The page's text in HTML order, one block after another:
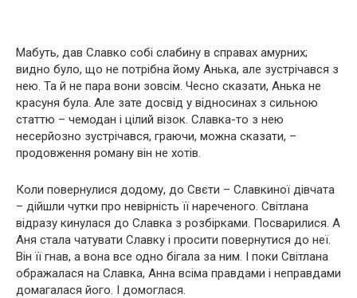
Мабуть, дав Славко собі слабину в справах амурних;
видно було, що не потрібна йому Анька, але зустрічався з
нею. Та й не пара вони зовсім. Чесно сказати, Анька не
красуня була. Але зате досвід у відносинах з сильною
статтю – чемодан і цілий візок. Славка-то з нею
несерйозно зустрічався, граючи, можна сказати, –
продовження роману він не хотів.
Коли повернулися додому, до Свєти – Славкиної дівчата
– дійшли чутки про невірність її нареченого. Світлана
відразу кинулася до Славка з розбірками. Посварилися. А
Аня стала чатувати Славку і просити повернутися до неї.
Він її гнав, а вона все одно бігала за ним. І поки Світлана
ображалася на Славка, Анна всіма правдами і неправдами
домагалася його. І домоглася.